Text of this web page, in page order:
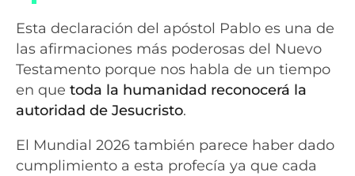
Esta declaración del apóstol Pablo es una de
las afirmaciones más poderosas del Nuevo
Testamento porque nos habla de un tiempo
en que toda la humanidad reconocerá la
autoridad de Jesucristo.
El Mundial 2026 también parece haber dado
cumplimiento a esta profecía ya que cada